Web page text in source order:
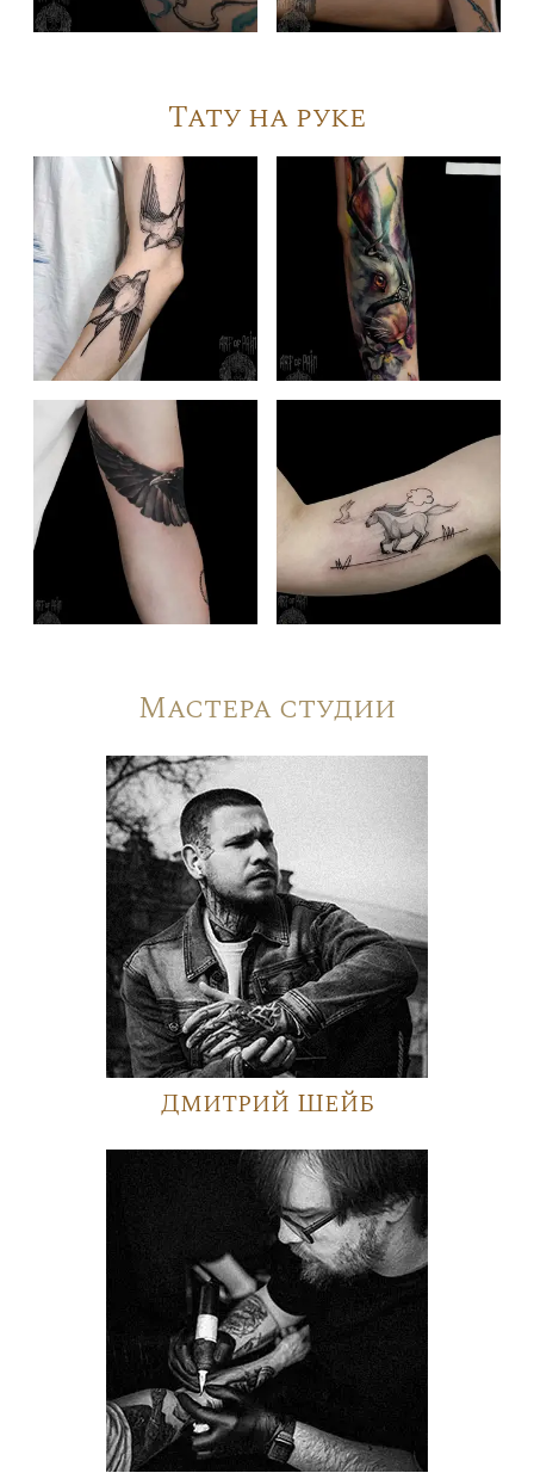
Тату на руке
Мастера студии
Дмитрий Шейб